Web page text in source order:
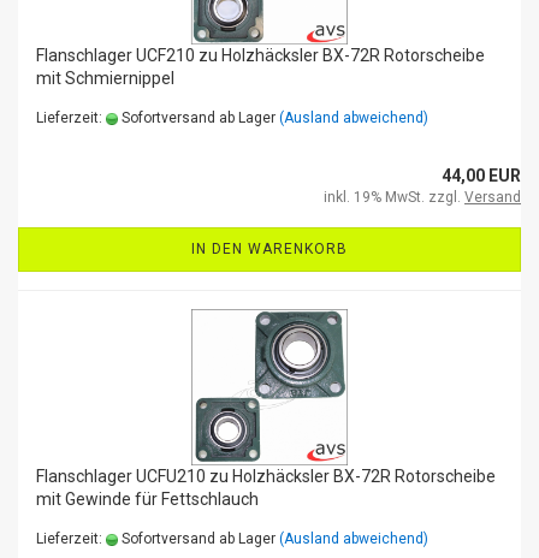
Flanschlager UCF210 zu Holzhäcksler BX-72R Rotorscheibe
mit Schmiernippel
Lieferzeit: Sofortversand ab Lager (Ausland abweichend)
44,00 EUR
inkl. 19% MwSt. zzgl. Versand
IN DEN WARENKORB
Flanschlager UCFU210 zu Holzhäcksler BX-72R Rotorscheibe
mit Gewinde für Fettschlauch
Lieferzeit: Sofortversand ab Lager (Ausland abweichend)